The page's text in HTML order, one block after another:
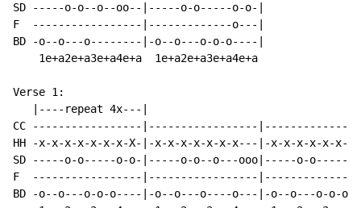
SD -----o-o--o--oo--|-----o-o-----o-o-|
F  -----------------|-------------o---|
BD -o--o---o--------|-o--o---o-o-o----|
    1e+a2e+a3e+a4e+a  1e+a2e+a3e+a4e+a
Verse 1:
   |----repeat 4x---|
CC -----------------|-----------------
HH -x-x-x-x-x-x-x-X-|-x-x-x-x-x-x-x---|-x-x-x-x-x-
SD -----o-o-----o-o-|-----o-o--o---ooo|-----o-o-----
F  -----------------|-----------------|-------------
BD -o--o---o-o-o----|-o--o---o----o---|-o--o---o-o-